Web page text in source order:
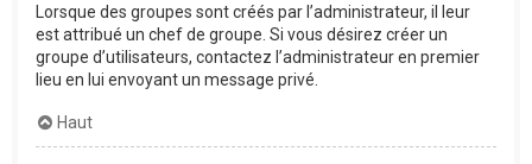
Lorsque des groupes sont créés par l’administrateur, il leur
est attribué un chef de groupe. Si vous désirez créer un
groupe d’utilisateurs, contactez l’administrateur en premier
lieu en lui envoyant un message privé.
Haut